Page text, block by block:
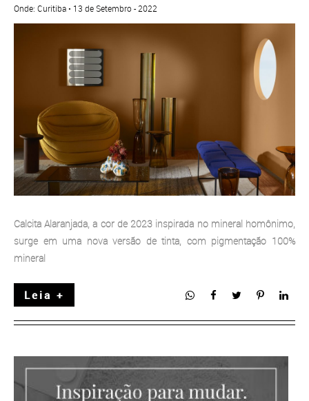
Onde: Curitiba • 13 de Setembro - 2022
Calcita Alaranjada, a cor de 2023 inspirada no mineral homônimo,
surge em uma nova versão de tinta, com pigmentação 100%
mineral
Leia +